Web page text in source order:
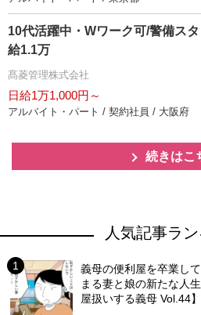
10代活躍中・Wワーク可/警備ス
給1.1万
髙菱管理株式会社
日給1万1,000円～
アルバイト・パート / 契約社員 / 大阪府
続きはこ
人気記事ラ
義母の便利屋を卒業し
まる妻と娘の新たな人
屋扱いする義母 Vol.44】